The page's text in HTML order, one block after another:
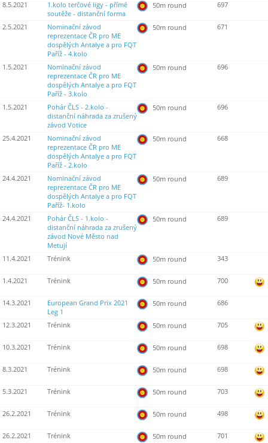
8.5.2021
1.kolo terčové ligy - přímé
soutěže - distanční forma
50m round 697
2.5.2021
Nominační závod
reprezentace ČR pro ME
dospělých Antalye a pro FQT
Paříž - 4.kolo
50m round 671
1.5.2021
Nominační závod
reprezentace ČR pro ME
dospělých Antalye a pro FQT
Paříž - 3.kolo
50m round 696
1.5.2021
Pohár ČLS - 2.kolo -
distanční náhrada za zrušený
závod Votice
50m round 696
25.4.2021
Nominační závod
reprezentace ČR pro ME
dospělých Antalye a pro FQT
Paříž - 2.kolo
50m round 668
24.4.2021
Nominační závod
reprezentace ČR pro ME
dospělých Antalye a pro FQT
Paříž- 1.kolo
50m round 689
24.4.2021
Pohár ČLS - 1.kolo -
distanční náhrada za zrušený
závod Nové Město nad
Metují
50m round 689
11.4.2021 Trénink 50m round 343
1.4.2021 Trénink 50m round 700
14.3.2021
European Grand Prix 2021
Leg 1
50m round 686
12.3.2021 Trénink 50m round 705
10.3.2021 Trénink 50m round 698
8.3.2021 Trénink 50m round 698
5.3.2021 Trénink 50m round 703
26.2.2021 Trénink 50m round 498
26.2.2021 Trénink 50m round 701